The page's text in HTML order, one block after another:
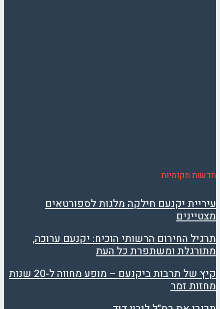
חדשות מקומיות
עיריית יקנעם חילקה מלגות לספורטאים
מצטיינים
תרגיל החירום הרשותי הוכיח: יקנעם ערוכה,
מתורגלת ומשתפרת כל העת
קיץ של תרבות ביקנעם – מופע מחווה ל-20 שנות
מחזות זמר